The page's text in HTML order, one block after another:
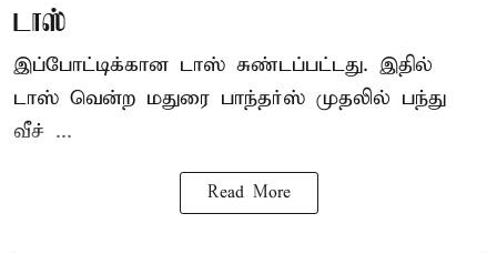
டாஸ்
இப்போட்டிக்கான டாஸ் சுண்டப்பட்டது. இதில்
டாஸ் வென்ற மதுரை பாந்தர்ஸ் முதலில் பந்து
வீச் ...
Read More